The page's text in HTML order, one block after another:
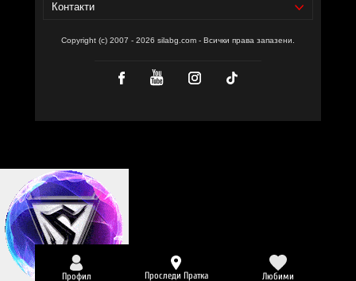
Контакти
Copyright (c) 2007 - 2026 silabg.com - Всички права запазени.
Профил Проследи Пратка Любими